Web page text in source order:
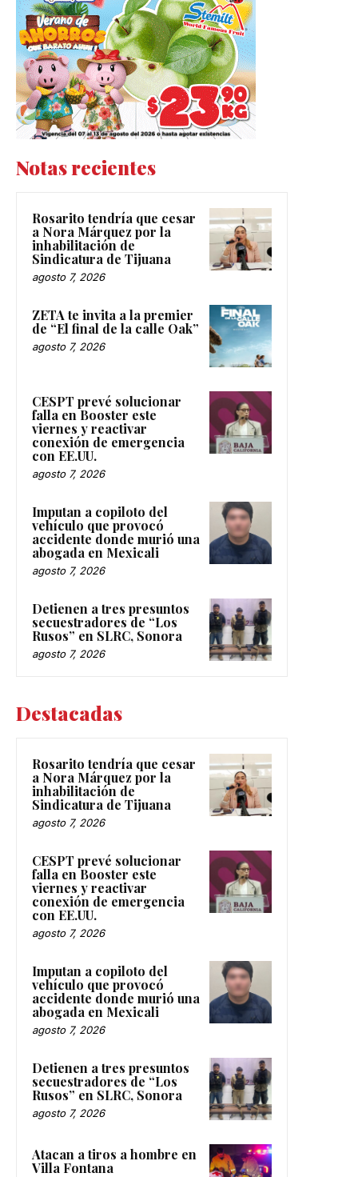
Notas recientes
Rosarito tendría que cesar
a Nora Márquez por la
inhabilitación de
Sindicatura de Tijuana
agosto 7, 2026
ZETA te invita a la premier
de “El final de la calle Oak”
agosto 7, 2026
CESPT prevé solucionar
falla en Booster este
viernes y reactivar
conexión de emergencia
con EE.UU.
agosto 7, 2026
Imputan a copiloto del
vehículo que provocó
accidente donde murió una
abogada en Mexicali
agosto 7, 2026
Detienen a tres presuntos
secuestradores de “Los
Rusos” en SLRC, Sonora
agosto 7, 2026
Destacadas
Rosarito tendría que cesar
a Nora Márquez por la
inhabilitación de
Sindicatura de Tijuana
agosto 7, 2026
CESPT prevé solucionar
falla en Booster este
viernes y reactivar
conexión de emergencia
con EE.UU.
agosto 7, 2026
Imputan a copiloto del
vehículo que provocó
accidente donde murió una
abogada en Mexicali
agosto 7, 2026
Detienen a tres presuntos
secuestradores de “Los
Rusos” en SLRC, Sonora
agosto 7, 2026
Atacan a tiros a hombre en
Villa Fontana